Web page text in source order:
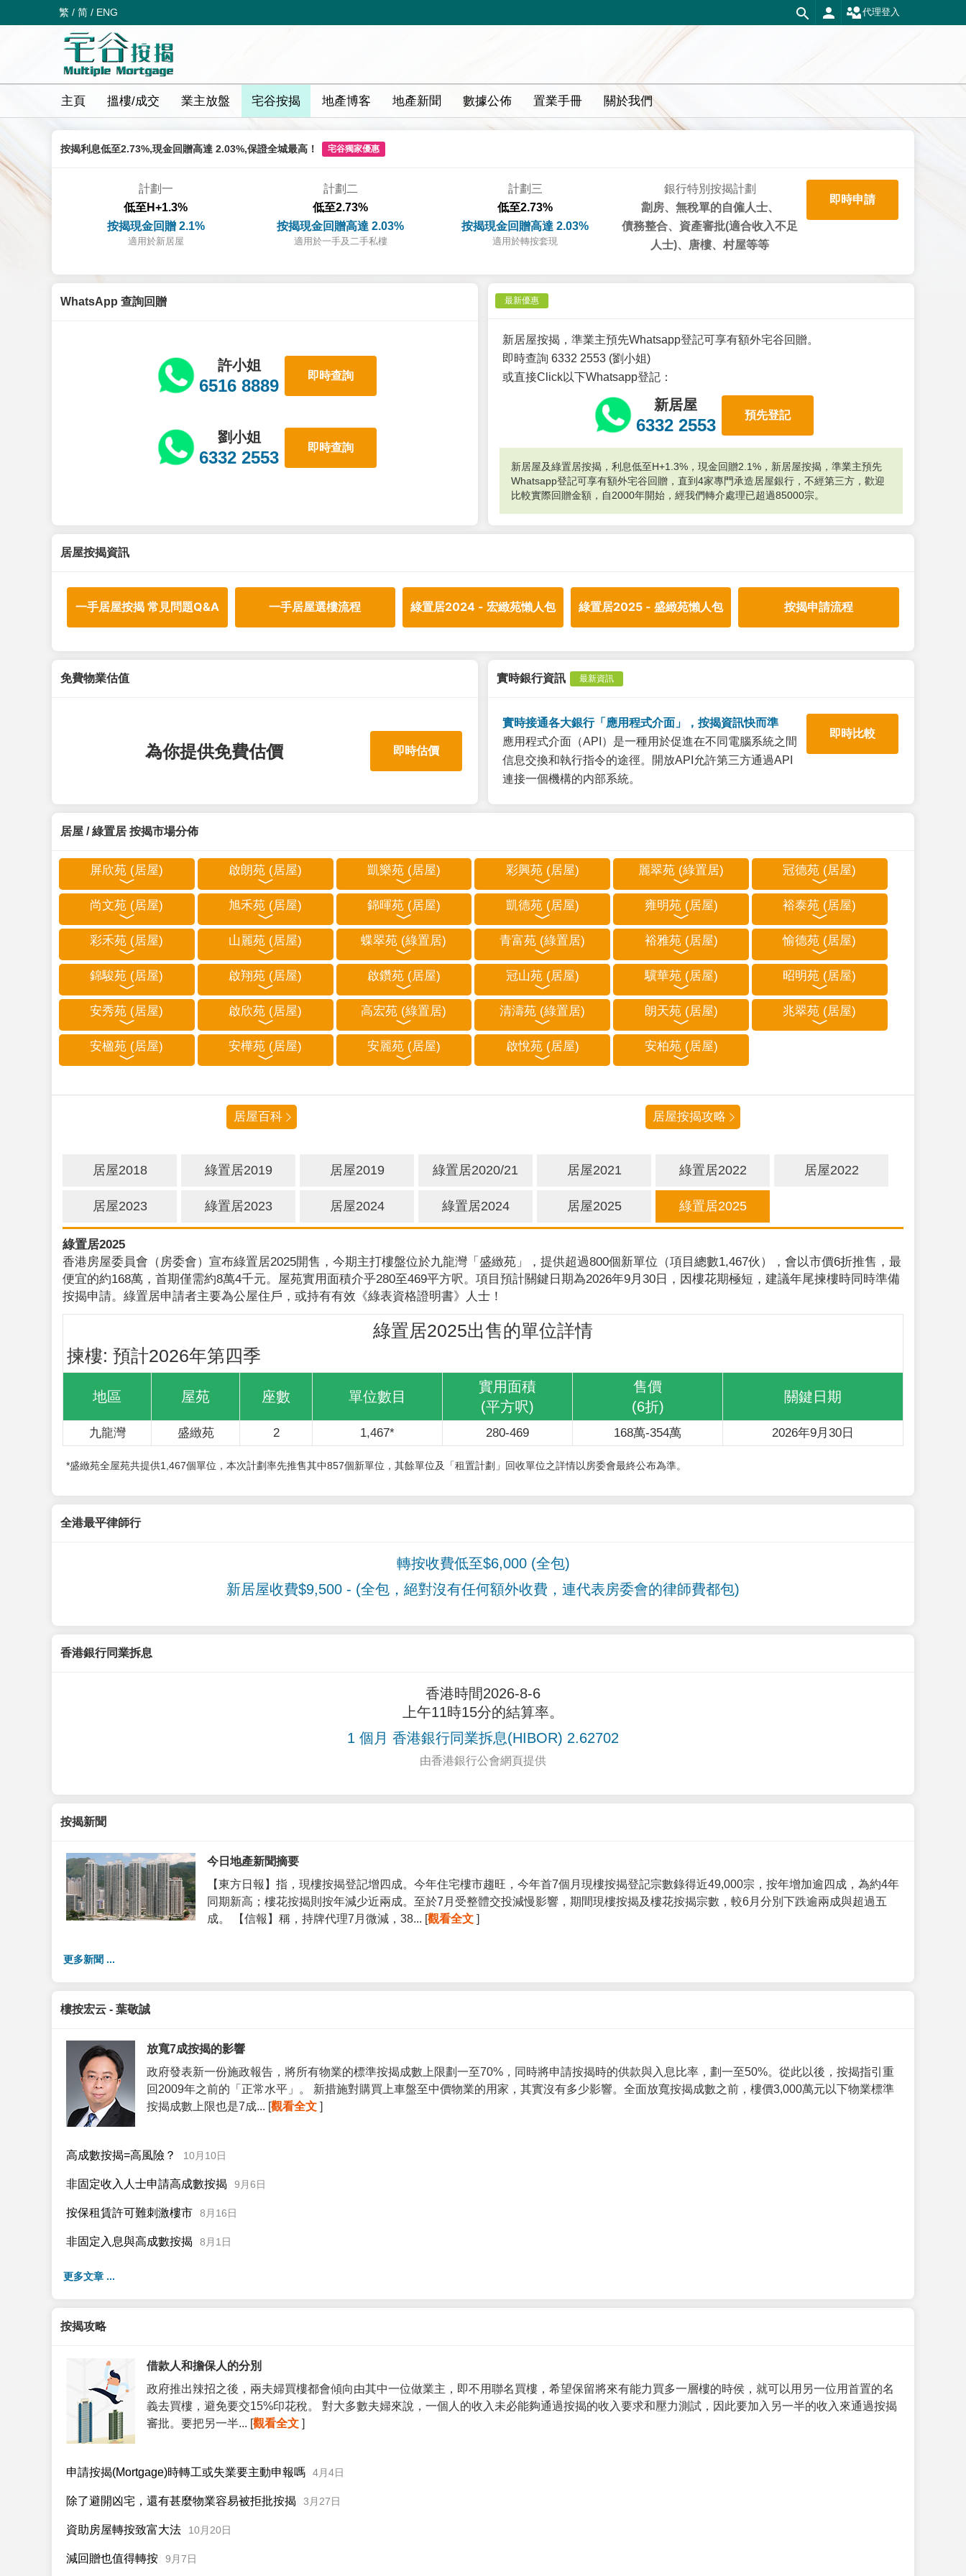
繁 / 简 / ENG 代理登入
主頁 搵樓/成交 業主放盤 宅谷按揭 地產博客 地產新聞 數據公佈 置業手冊 關於我們
按揭利息低至2.73%,現金回贈高達 2.03%,保證全城最高！ 宅谷獨家優惠
計劃一
低至H+1.3%
按揭現金回贈 2.1%
適用於新居屋
計劃二
低至2.73%
按揭現金回贈高達 2.03%
適用於一手及二手私樓
計劃三
低至2.73%
按揭現金回贈高達 2.03%
適用於轉按套現
銀行特別按揭計劃
劏房、無稅單的自僱人士、
債務整合、資產審批(適合收入不足
人士)、唐樓、村屋等等
即時申請
WhatsApp 查詢回贈
許小姐
6516 8889
即時查詢
劉小姐
6332 2553
即時查詢
最新優惠
新居屋按揭，準業主預先Whatsapp登記可享有額外宅谷回贈。
即時查詢 6332 2553 (劉小姐)
或直接Click以下Whatsapp登記：
新居屋
6332 2553
預先登記
新居屋及綠置居按揭，利息低至H+1.3%，現金回贈2.1%，新居屋按揭，準業主預先
Whatsapp登記可享有額外宅谷回贈，直到4家專門承造居屋銀行，不經第三方，歡迎
比較實際回贈金額，自2000年開始，經我們轉介處理已超過85000宗。
居屋按揭資訊
一手居屋按揭 常見問題Q&A 一手居屋選樓流程 綠置居2024 - 宏緻苑懶人包 綠置居2025 - 盛緻苑懶人包 按揭申請流程
免費物業估值
為你提供免費估價 即時估價
實時銀行資訊 最新資訊
實時接通各大銀行「應用程式介面」，按揭資訊快而準
應用程式介面（API）是一種用於促進在不同電腦系統之間
信息交換和執行指令的途徑。開放API允許第三方通過API
連接一個機構的内部系統。
即時比較
居屋 / 綠置居 按揭市場分佈
屏欣苑 (居屋) 啟朗苑 (居屋) 凱樂苑 (居屋) 彩興苑 (居屋) 麗翠苑 (綠置居) 冠德苑 (居屋)
尚文苑 (居屋) 旭禾苑 (居屋) 錦暉苑 (居屋) 凱德苑 (居屋) 雍明苑 (居屋) 裕泰苑 (居屋)
彩禾苑 (居屋) 山麗苑 (居屋) 蝶翠苑 (綠置居) 青富苑 (綠置居) 裕雅苑 (居屋) 愉德苑 (居屋)
錦駿苑 (居屋) 啟翔苑 (居屋) 啟鑽苑 (居屋) 冠山苑 (居屋) 驥華苑 (居屋) 昭明苑 (居屋)
安秀苑 (居屋) 啟欣苑 (居屋) 高宏苑 (綠置居) 清濤苑 (綠置居) 朗天苑 (居屋) 兆翠苑 (居屋)
安楹苑 (居屋) 安樺苑 (居屋) 安麗苑 (居屋) 啟悅苑 (居屋) 安柏苑 (居屋)
居屋百科 居屋按揭攻略
居屋2018 綠置居2019 居屋2019 綠置居2020/21 居屋2021 綠置居2022 居屋2022
居屋2023 綠置居2023 居屋2024 綠置居2024 居屋2025 綠置居2025
綠置居2025
香港房屋委員會（房委會）宣布綠置居2025開售，今期主打樓盤位於九龍灣「盛緻苑」，提供超過800個新單位（項目總數1,467伙），會以市價6折推售，最
便宜的約168萬，首期僅需約8萬4千元。屋苑實用面積介乎280至469平方呎。項目預計關鍵日期為2026年9月30日，因樓花期極短，建議年尾揀樓時同時準備
按揭申請。綠置居申請者主要為公屋住戶，或持有有效《綠表資格證明書》人士！
綠置居2025出售的單位詳情
揀樓: 預計2026年第四季
地區 屋苑 座數 單位數目
實用面積
(平方呎)
售價
(6折)
關鍵日期
九龍灣 盛緻苑 2 1,467* 280-469 168萬-354萬 2026年9月30日
*盛緻苑全屋苑共提供1,467個單位，本次計劃率先推售其中857個新單位，其餘單位及「租置計劃」回收單位之詳情以房委會最終公布為準。
全港最平律師行
轉按收費低至$6,000 (全包)
新居屋收費$9,500 - (全包，絕對沒有任何額外收費，連代表房委會的律師費都包)
香港銀行同業拆息
香港時間2026-8-6
上午11時15分的結算率。
1 個月 香港銀行同業拆息(HIBOR) 2.62702
由香港銀行公會網頁提供
按揭新聞
今日地產新聞摘要
【東方日報】指，現樓按揭登記增四成。今年住宅樓市趨旺，今年首7個月現樓按揭登記宗數錄得近49,000宗，按年增加逾四成，為約4年
同期新高；樓花按揭則按年減少近兩成。至於7月受整體交投減慢影響，期間現樓按揭及樓花按揭宗數，較6月分別下跌逾兩成與超過五
成。 【信報】稱，持牌代理7月微減，38... [觀看全文 ]
更多新聞 ...
樓按宏云 - 葉敬誠
放寬7成按揭的影響
政府發表新一份施政報告，將所有物業的標準按揭成數上限劃一至70%，同時將申請按揭時的供款與入息比率，劃一至50%。從此以後，按揭指引重
回2009年之前的「正常水平」。 新措施對購買上車盤至中價物業的用家，其實沒有多少影響。全面放寬按揭成數之前，樓價3,000萬元以下物業標準
按揭成數上限也是7成... [觀看全文 ]
高成數按揭=高風險？ 10月10日
非固定收入人士申請高成數按揭 9月6日
按保租賃許可難刺激樓市 8月16日
非固定入息與高成數按揭 8月1日
更多文章 ...
按揭攻略
借款人和擔保人的分別
政府推出辣招之後，兩夫婦買樓都會傾向由其中一位做業主，即不用聯名買樓，希望保留將來有能力買多一層樓的時侯，就可以用另一位用首置的名
義去買樓，避免要交15%印花稅。 對大多數夫婦來說，一個人的收入未必能夠通過按揭的收入要求和壓力測試，因此要加入另一半的收入來通過按揭
審批。要把另一半... [觀看全文 ]
申請按揭(Mortgage)時轉工或失業要主動申報嗎 4月4日
除了避開凶宅，還有甚麼物業容易被拒批按揭 3月27日
資助房屋轉按致富大法 10月20日
減回贈也值得轉按 9月7日